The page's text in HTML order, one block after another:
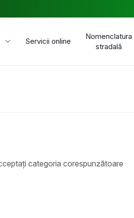
Servicii online
Nomenclatura
stradală